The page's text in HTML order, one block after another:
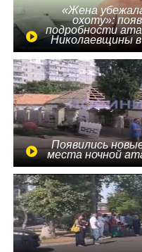
«Жена
охоту»:
подробности
Николаевщины в
Появились
места ночной